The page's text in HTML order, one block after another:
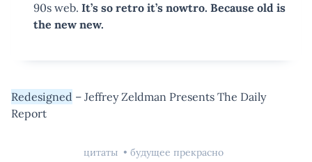
90s web. It’s so retro it’s nowtro. Because old is
the new new.
Redesigned – Jeffrey Zeldman Presents The Daily
Report
цитаты
будущее прекрасно